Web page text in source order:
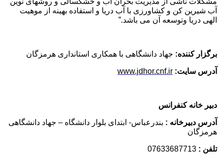
آب شیرین کن و کشاورزی با آب دریا و استفاده بهینه از موهیت
الهی دریا وتوسعه آن می باشد.”
برگزار کننده: جهاد دانشگاهی با همکاری استانداری هرمزگان
آدرس سایت: www.jdhor.cnf.ir
دبیر خانه کنفرانس
آدرس دبیرخانه : بندرعباس- ابتدای بلوار دانشگاه – جهاد دانشگاهی
هرمزگان
تلفن :